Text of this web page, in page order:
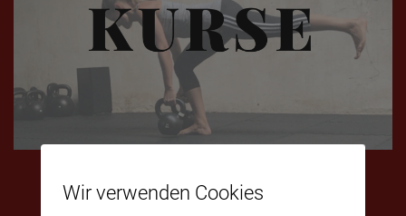
Nutze die Motivation der Gruppe!
Wir verwenden Cookies